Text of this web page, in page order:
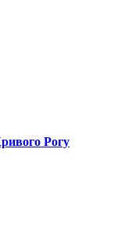
Рогу